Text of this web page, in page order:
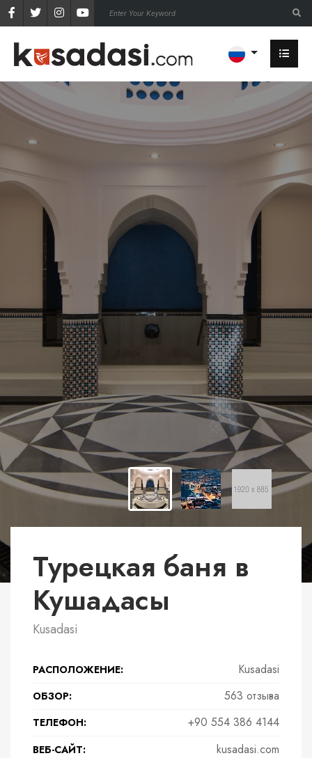
Турецкая баня в
Кушадасы
Kusadasi
РАСПОЛОЖЕНИЕ: Kusadasi
ОБЗОР: 563 отзыва
ТЕЛЕФОН: +90 554 386 4144
ВЕБ-САЙТ: kusadasi.com